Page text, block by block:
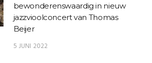
bewonderenswaardig in nieuw
jazzvioolconcert van Thomas
Beijer
5 JUNI 2022